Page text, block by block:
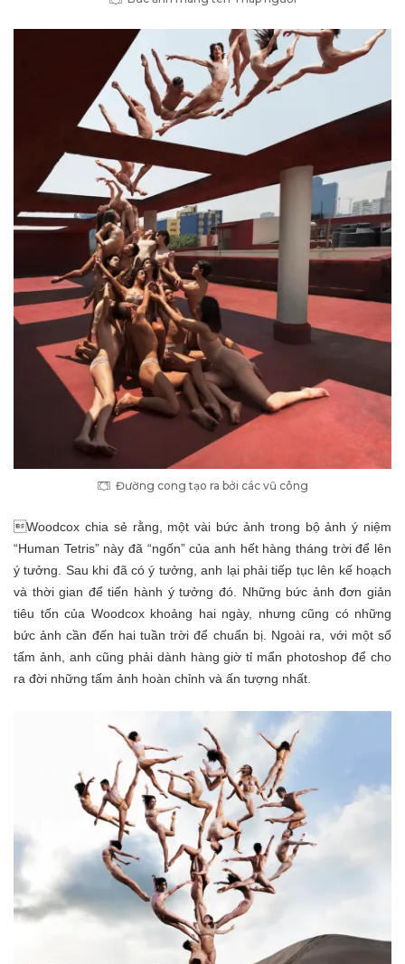
Đường cong tạo ra bởi các vũ công
Woodcox chia sẻ rằng, một vài bức ảnh trong bộ ảnh ý niệm
“Human Tetris” này đã “ngốn” của anh hết hàng tháng trời để lên
ý tưởng. Sau khi đã có ý tưởng, anh lại phải tiếp tục lên kế hoạch
và thời gian để tiến hành ý tưởng đó. Những bức ảnh đơn giản
tiêu tốn của Woodcox khoảng hai ngày, nhưng cũng có những
bức ảnh cần đến hai tuần trời để chuẩn bị. Ngoài ra, với một số
tấm ảnh, anh cũng phải dành hàng giờ tỉ mẩn photoshop để cho
ra đời những tấm ảnh hoàn chỉnh và ấn tượng nhất.